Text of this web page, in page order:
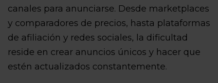
canales para anunciarse. Desde marketplaces
y comparadores de precios, hasta plataformas
de afiliación y redes sociales, la dificultad
reside en crear anuncios únicos y hacer que
estén actualizados constantemente.